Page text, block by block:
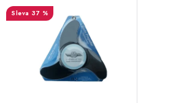
37 %